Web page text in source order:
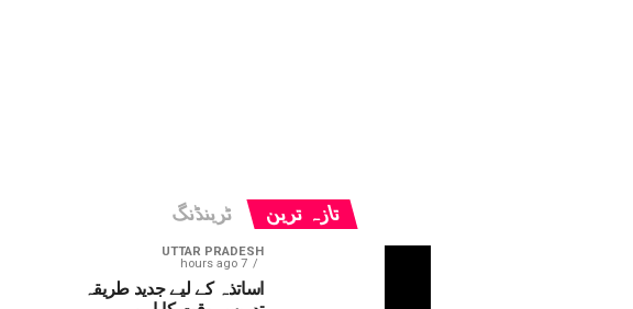
تازہ ترین ٹرینڈنگ
UTTAR PRADESH
7 hours ago
اساتذہ کے لیے جدید طریقہ